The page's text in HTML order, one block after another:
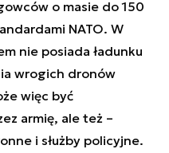
o masie do 150
NATO. W
nie posiada ładunku
wrogich dronów
więc być
armię, ale też –
i służby policyjne.